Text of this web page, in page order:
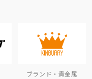
ブランド・貴金属